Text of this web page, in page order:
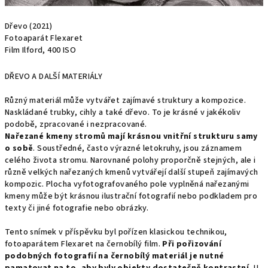
Dřevo (2021)
Fotoaparát Flexaret
Film Ilford, 400 ISO
DŘEVO A DALŠÍ MATERIÁLY
Různý materiál může vytvářet zajímavé struktury a kompozice.
Naskládané trubky, cihly a také dřevo. To je krásné v jakékoliv
podobě, zpracované i nezpracované.
Nařezané kmeny stromů mají krásnou vnitřní strukturu samy
o sobě. Soustředné, často výrazné letokruhy, jsou záznamem
celého života stromu. Narovnané polohy proporčně stejných, ale i
různě velkých nařezaných kmenů vytvářejí další stupeň zajímavých
kompozic. Plocha vyfotografovaného pole vyplněná nařezanými
kmeny může být krásnou ilustrační fotografií nebo podkladem pro
texty či jiné fotografie nebo obrázky.
Tento snímek v příspěvku byl pořízen klasickou technikou,
fotoaparátem Flexaret na černobílý film. Při pořizování
podobných fotografií na černobílý materiál je nutné